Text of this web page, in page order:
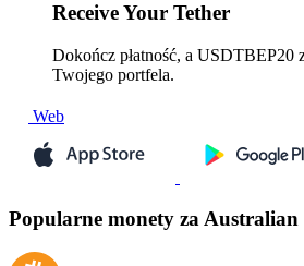
ReceiveYour Tether
Dokończ płatność, a USDTBEP20
Twojego portfela.
Web
Popularne monety za